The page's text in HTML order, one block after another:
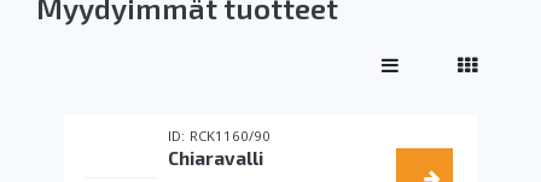
Myydyimmät tuotteet
RCK1160/90
Chiaravalli